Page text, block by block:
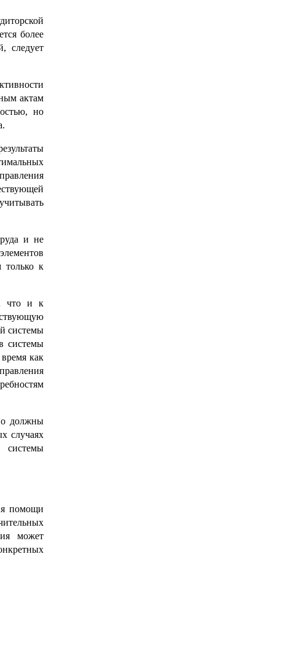
более
следует
актам
но
и не
только к
что и к
системы
системы
как
должны
случаях
системы
помощи
может